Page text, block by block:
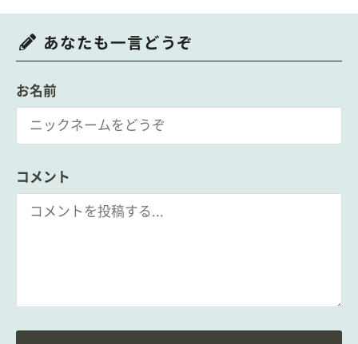
あなたも一言どうぞ
お名前
コメント